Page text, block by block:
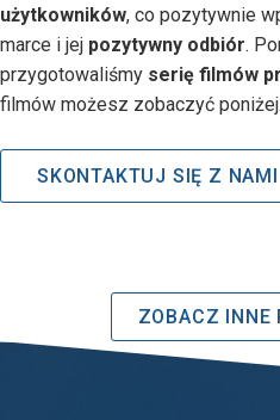
użytkowników, co pozytywnie
marce i jej pozytywny odbiór.
przygotowaliśmy serię filmów
filmów możesz zobaczyć poniżej.
SKONTAKTUJ SIĘ Z NAMI
ZOBACZ INNE